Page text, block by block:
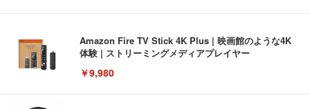
Amazon Fire TV Stick 4K Plus | 映画館のような4K
体験 | ストリーミングメディアプレイヤー
￥9,980